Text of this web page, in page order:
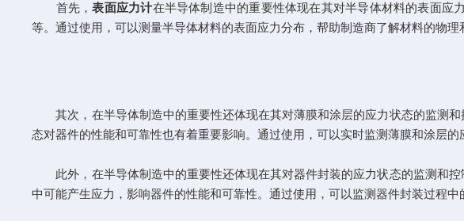
首先，表面应力计在半导体制造中的重要性体现在其对半导体材料的表面应
等。通过使用，可以测量半导体材料的表面应力分布，帮助制造商了解材料的物
其次，在半导体制造中的重要性还体现在其对薄膜和涂层的应力状态的监测和
态对器件的性能和可靠性也有着重要影响。通过使用，可以实时监测薄膜和涂层
此外，在半导体制造中的重要性还体现在其对器件封装的应力状态的监测和控
中可能产生应力，影响器件的性能和可靠性。通过使用，可以监测器件封装过程